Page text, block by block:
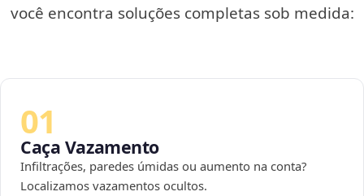
você encontra soluções completas sob medida:
01
Caça Vazamento
Infiltrações, paredes úmidas ou aumento na conta?
Localizamos vazamentos ocultos.